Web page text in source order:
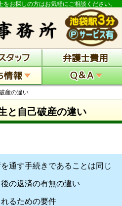
をお探しの方はお気軽にご相談ください。
産の違い
と自己破産の違い
通す手続きであることは同じ
の返済の有無の違い
るための要件